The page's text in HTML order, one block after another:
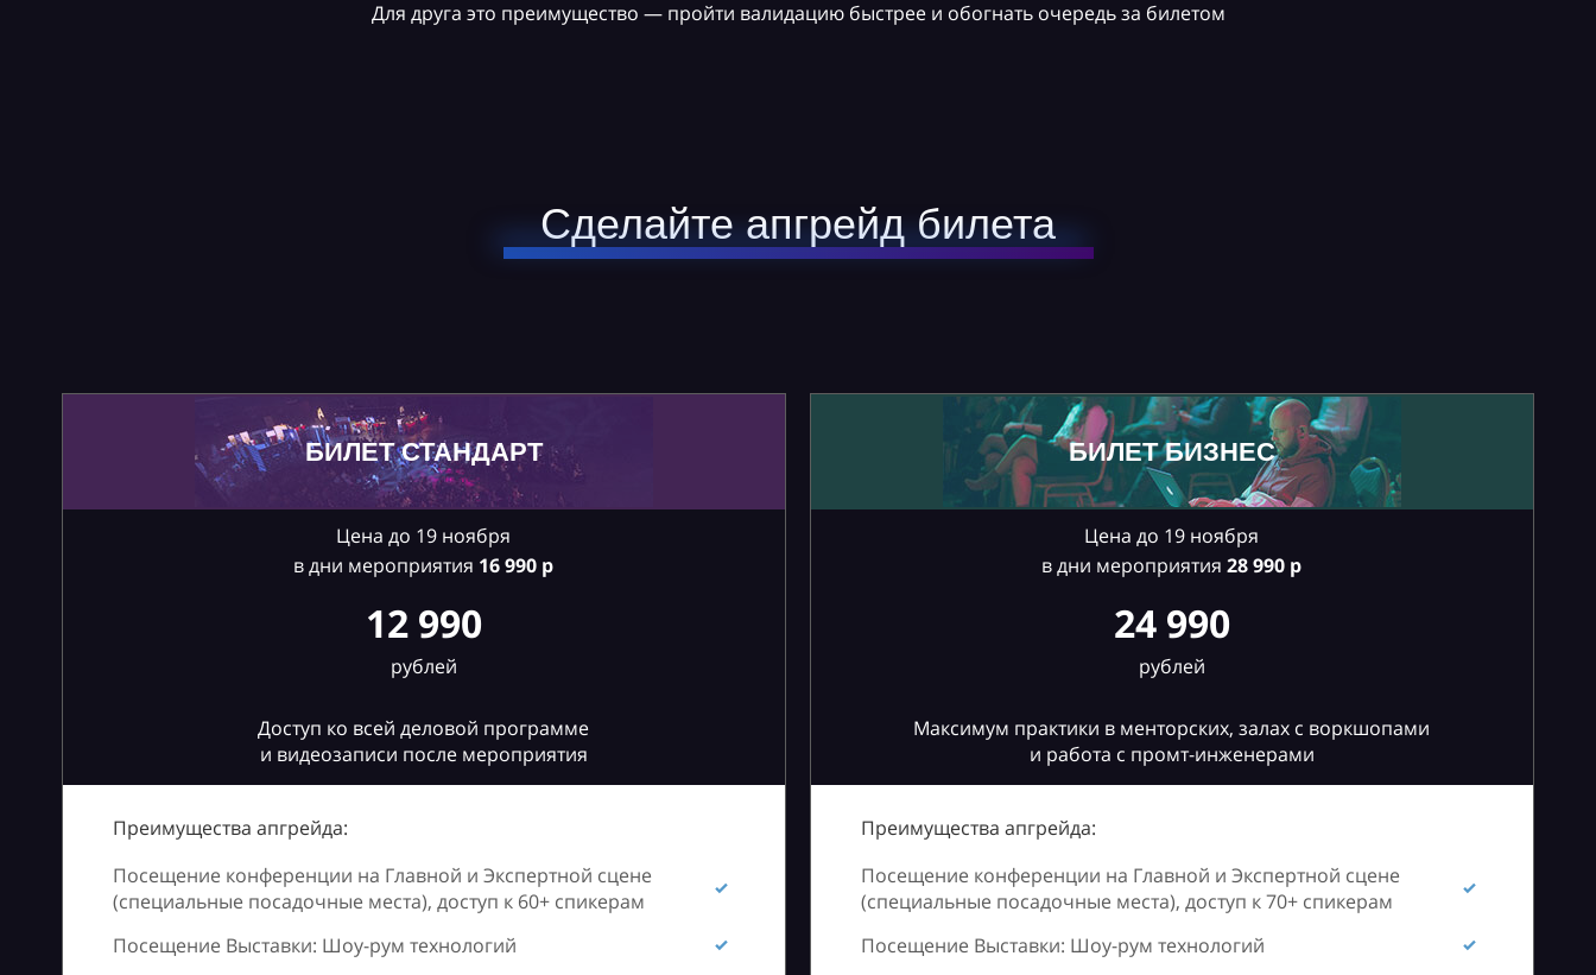
Для друга это преимущество — пройти валидацию быстрее и обогнать очередь за билетом
Сделайте апгрейд билета
БИЛЕТ СТАНДАРТ
Цена до 19 ноября
в дни мероприятия 16990 р
12 990
рублей
Доступ ко всей деловой программе
и видеозаписи после мероприятия
Преимущества апгрейда:
Посещение конференции на Главной и Экспертной сцене
(специальные посадочные места), доступ к 60+ спикерам
Посещение Выставки: Шоу-рум технологий
БИЛЕТ БИЗНЕС
Цена до 19 ноября
в дни мероприятия 28990 р
24 990
рублей
Максимум практики в менторских, залах с воркшопами
и работа с промт-инженерами
Преимущества апгрейда:
Посещение конференции на Главной и Экспертной сцене
(специальные посадочные места), доступ к 70+ спикерам
Посещение Выставки: Шоу-рум технологий